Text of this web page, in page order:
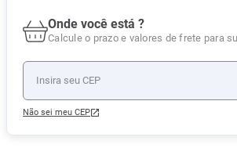
Onde você está ?
Calcule o prazo e valores de frete para
Não sei meu CEP